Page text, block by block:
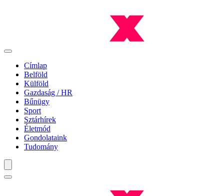
Címlap
Belföld
Külföld
Gazdaság / HR
Bűnügy
Sport
Sztárhírek
Életmód
Gondolataink
Tudomány